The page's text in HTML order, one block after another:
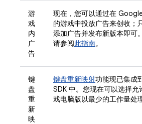
游
戏
内
广
告
现在，您可以通过在
的游戏中投放广告来创收；
添加广告并发布新版本即可
请参阅此指南。
键
盘
重
新
映
键盘重新映射功能现已集成
SDK 中。您现在可以选择
戏电脑版以最少的工作量处